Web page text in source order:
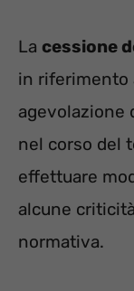
La cessione
in riferimento
agevolazione
nel corso del
effettuare
alcune
normativa.